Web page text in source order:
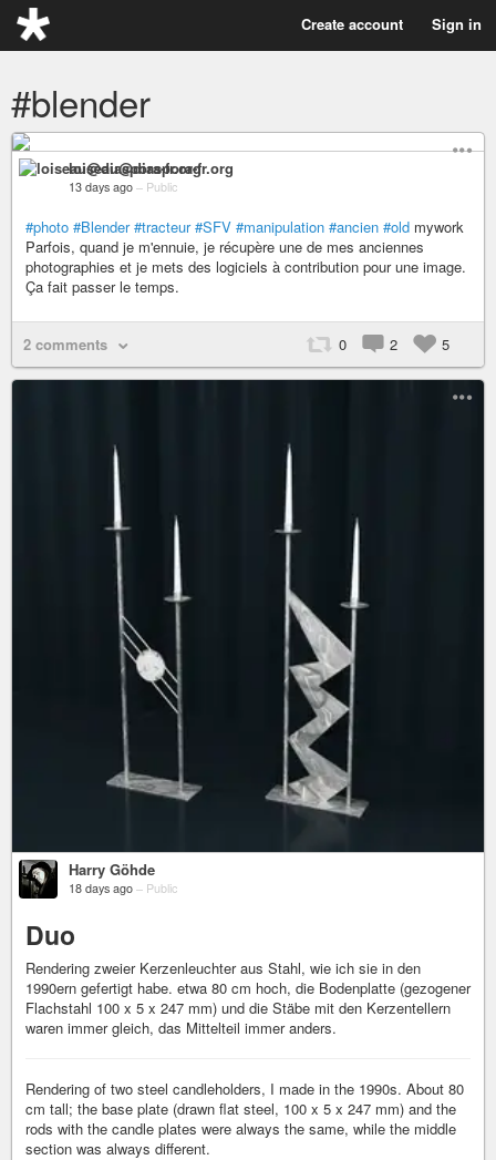
Create account Sign in
#blender
loiseau@diaspora-fr.org
13 days ago – Public
#photo #Blender #tracteur #SFV #manipulation #ancien #old mywork
Parfois, quand je m'ennuie, je récupère une de mes anciennes
photographies et je mets des logiciels à contribution pour une image.
Ça fait passer le temps.
2 comments 0 2 5
Harry Göhde
18 days ago – Public
Duo
Rendering zweier Kerzenleuchter aus Stahl, wie ich sie in den
1990ern gefertigt habe. etwa 80 cm hoch, die Bodenplatte (gezogener
Flachstahl 100 x 5 x 247 mm) und die Stäbe mit den Kerzentellern
waren immer gleich, das Mittelteil immer anders.
Rendering of two steel candleholders, I made in the 1990s. About 80
cm tall; the base plate (drawn flat steel, 100 x 5 x 247 mm) and the
rods with the candle plates were always the same, while the middle
section was always different.